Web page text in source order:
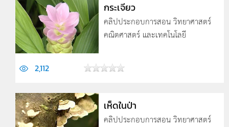
กระเจียว
คลิปประกอบการสอน วิทยาศาสตร์
คณิตศาสตร์ และเทคโนโลยี
2,112
เห็ดในป่า
คลิปประกอบการสอน วิทยาศาสตร์